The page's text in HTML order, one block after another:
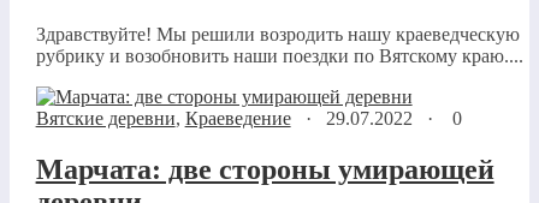
Здравствуйте! Мы решили возродить нашу краеведческую
рубрику и возобновить наши поездки по Вятскому краю....
Вятские деревни, Краеведение· 29.07.2022 · 0
Марчата: две стороны умирающей